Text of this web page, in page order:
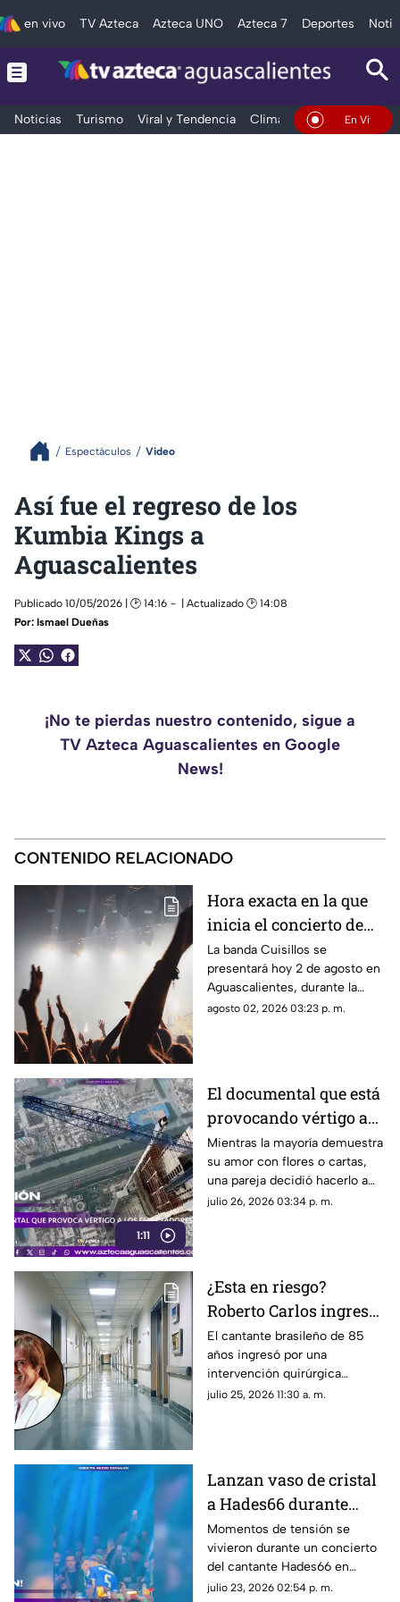
en vivo TV Azteca Azteca UNO Azteca 7 Deportes
Noticias Turismo Viral y Tendencia Clima DeportesEn Vivo
Espectáculos Video
Así fue el regreso de los
Kumbia Kings a
Aguascalientes
Publicado 10/05/2026 | 🕑 14:16
| Actualizado 🕑 14:08
Por: Ismael Dueñas
¡No te pierdas nuestro contenido, sigue a
TV Azteca Aguascalientes en Google
News!
CONTENIDO RELACIONADO
Hora exacta en la que
inicia el concierto de
Cuisillos en
Aguascalientes hoy 2
de agosto
La banda Cuisillos se
presentará hoy 2 de agosto en
Aguascalientes, durante la
feria en Jesús María; te
agosto 02, 2026 03:23 p. m.
1:11
El documental que está
provocando vértigo a
los espectadores
Mientras la mayoría demuestra
su amor con flores o cartas,
una pareja decidió hacerlo a
cientos de metros de altura,
julio 26, 2026 03:34 p. m.
¿Esta en riesgo?
Roberto Carlos ingresa
a un hospital; esto
sabemos sobre su
estado de salud
El cantante brasileño de 85
años ingresó por una
intervención quirúrgica
programada; te contamos los
julio 25, 2026 11:30 a. m.
Lanzan vaso de cristal
a Hades66 durante
concierto; terminó con
heridas en el rostro
Momentos de tensión se
vivieron durante un concierto
del cantante Hades66 en
Mallorca, España, luego de que
julio 23, 2026 02:54 p. m.